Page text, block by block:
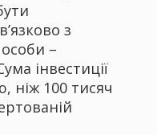
з
–
інвестиції
ніж 100 тисяч